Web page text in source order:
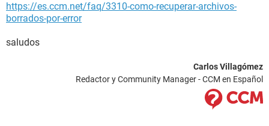
https://es.ccm.net/faq/3310-como-recuperar-archivos-
borrados-por-error
saludos
Carlos Villagómez
Redactor y Community Manager - CCM en Español